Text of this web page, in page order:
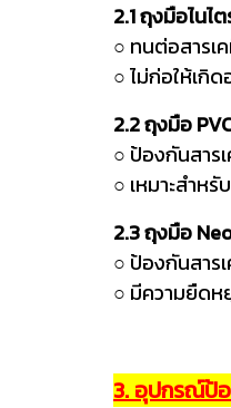
2.1ถุงมือไนไ
○ ทนต่อสารเ
○ ไม่ก่อให้เกิ
2.2 ถุงมือ
○ ป้องกันสาร
○ เหมาะสำห
2.3 ถุงมือ
○ ป้องกันสาร
○ มีความยืดห
3. อุปกรณ์ป้